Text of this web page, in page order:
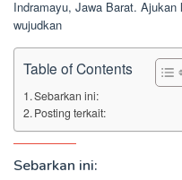
Indramayu, Jawa Barat.
wujudkan
Table of Contents
Sebarkan ini:
Posting terkait:
Sebarkan ini: